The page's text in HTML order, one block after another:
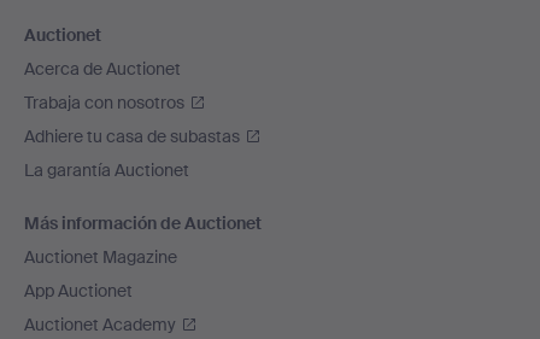
Auctionet
Acerca de Auctionet
Trabaja con nosotros
Adhiere tu casa de subastas
La garantía Auctionet
Más información de Auctionet
Auctionet Magazine
App Auctionet
Auctionet Academy